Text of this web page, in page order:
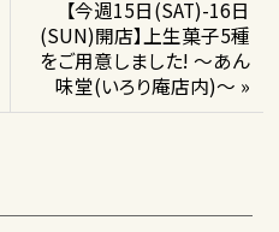
【今週15日(SAT)-16日
(SUN)開店】上生菓子5種
をご用意しました! ～あん
味堂(いろり庵店内)～ »